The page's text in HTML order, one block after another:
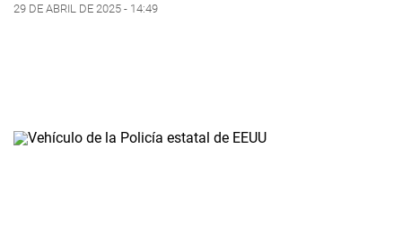
29 DE ABRIL DE 2025 - 14:49